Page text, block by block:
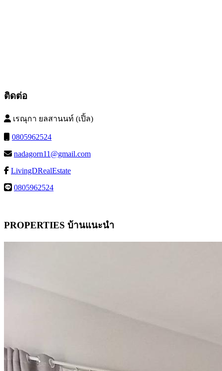
ติดต่อ
เรณุกา ยลสานนท์ (เปิ้ล)
0805962524
nadagorn11@gmail.com
LivingDRealEstate
0805962524
PROPERTIES บ้านแนะนำ